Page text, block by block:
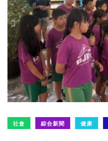
社會 綜合新聞 健康